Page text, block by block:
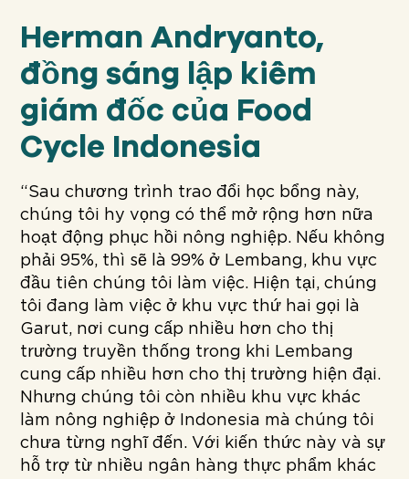
Herman Andryanto,
đồng sáng lập kiêm
giám đốc của Food
Cycle Indonesia
“Sau chương trình trao đổi học bổng này,
chúng tôi hy vọng có thể mở rộng hơn nữa
hoạt động phục hồi nông nghiệp. Nếu không
phải 95%, thì sẽ là 99% ở Lembang, khu vực
đầu tiên chúng tôi làm việc. Hiện tại, chúng
tôi đang làm việc ở khu vực thứ hai gọi là
Garut, nơi cung cấp nhiều hơn cho thị
trường truyền thống trong khi Lembang
cung cấp nhiều hơn cho thị trường hiện đại.
Nhưng chúng tôi còn nhiều khu vực khác
làm nông nghiệp ở Indonesia mà chúng tôi
chưa từng nghĩ đến. Với kiến thức này và sự
hỗ trợ từ nhiều ngân hàng thực phẩm khác